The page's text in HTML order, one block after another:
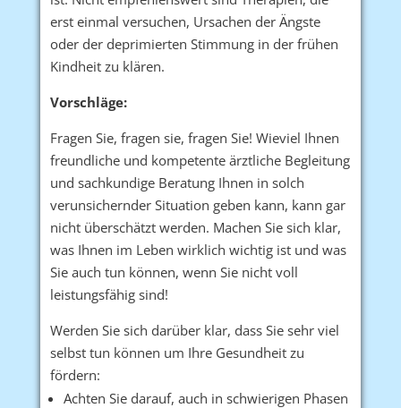
erst einmal versuchen, Ursachen der Ängste
oder der deprimierten Stimmung in der frühen
Kindheit zu klären.
Vorschläge:
Fragen Sie, fragen sie, fragen Sie! Wieviel Ihnen
freundliche und kompetente ärztliche Begleitung
und sachkundige Beratung Ihnen in solch
verunsichernder Situation geben kann, kann gar
nicht überschätzt werden. Machen Sie sich klar,
was Ihnen im Leben wirklich wichtig ist und was
Sie auch tun können, wenn Sie nicht voll
leistungsfähig sind!
Werden Sie sich darüber klar, dass Sie sehr viel
selbst tun können um Ihre Gesundheit zu
fördern:
Achten Sie darauf, auch in schwierigen Phasen